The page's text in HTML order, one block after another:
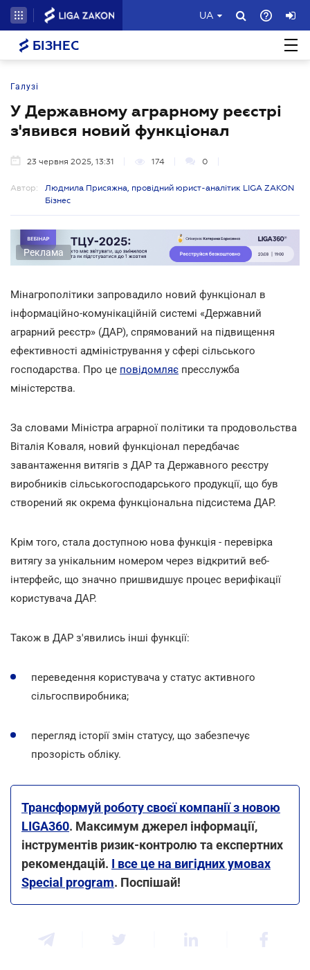
UA
БІЗНЕС
Галузі
У Державному аграрному реєстрі
з'явився новий функціонал
23 червня 2025, 13:31 174 0
Автор:
Людмила Присяжна, провідний юрист-аналітик LIGA ZAKON
Бізнес
Реклама
Мінагрополітики запровадило новий функціонал в
інформаційно-комунікаційній системі «Державний
аграрний реєстр» (ДАР), спрямований на підвищення
ефективності адміністрування у сфері сільського
господарства. Про це повідомляє пресслужба
міністерства.
За словами Міністра аграрної політики та продовольства
Віталія Коваля, новий функціонал передбачає
завантаження витягів з ДАР та Державного реєстру
виробників сільськогосподарського продукції, що був
створений як окрема функціональна підсистема ДАР.
Крім того, стала доступною нова функція - перевірка
витягу за унікальним номером через відкритий веб-
інтерфейс, що значно пришвидшує процес верифікації
користувача ДАР.
Також в ДАР з'явились інші функції:
переведення користувача у статус активного
сільгоспвиробника;
перегляд історії змін статусу, що забезпечує
прозорість обліку.
Трансформуй роботу своєї компанії з новою
LIGA360. Максимум джерел інформації,
інструментів ризик-контролю та експертних
рекомендацій. І все це на вигідних умовах
Special program. Поспішай!